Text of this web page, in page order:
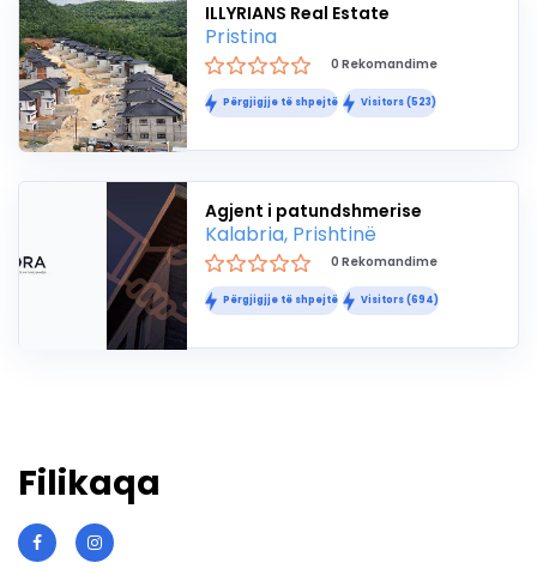
ILLYRIANS Real Estate
Pristina
0 Rekomandime
Përgjigjje të shpejtë Visitors (523)
Agjent i patundshmerise
Kalabria, Prishtinë
0 Rekomandime
Përgjigjje të shpejtë Visitors (694)
Filikaqa